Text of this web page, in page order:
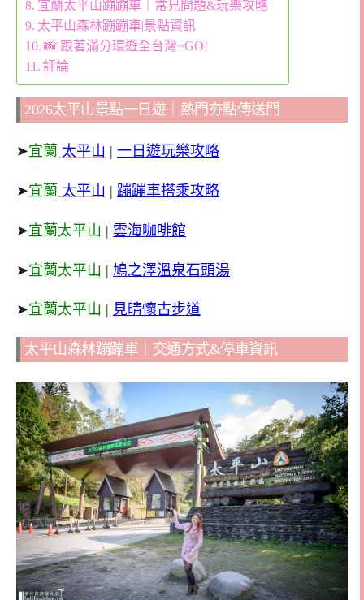
宜蘭太平山蹦蹦車｜常見問題&玩樂攻略
太平山森林蹦蹦車|景點資訊
📸 跟著滿分環遊全台灣~GO!
評論
2026太平山景點一日遊｜熱門夯點傳送門
➤宜蘭 太平山 | 一日遊玩樂攻略
➤宜蘭 太平山 | 蹦蹦車搭乘攻略
➤宜蘭太平山 | 雲海咖啡館
➤宜蘭太平山 | 鳩之澤溫泉石頭湯
➤宜蘭太平山 | 見晴懷古步道
太平山森林蹦蹦車｜交通方式&停車資訊